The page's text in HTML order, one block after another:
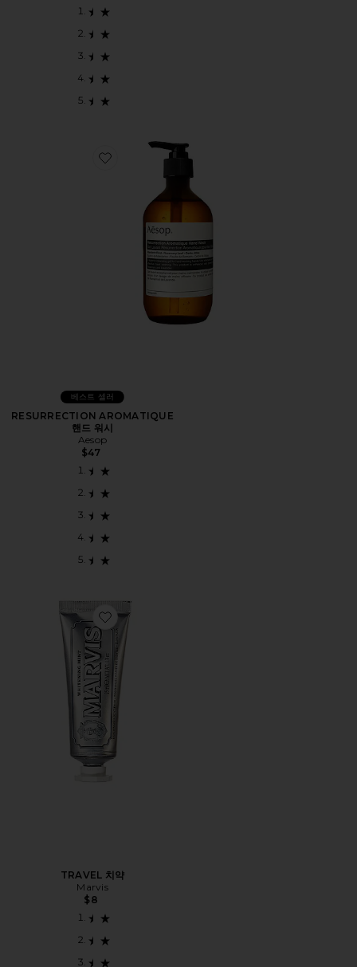
Favorite RESURRECTION AROMATIQUE 핸드 워시
베스트 셀러
RESURRECTION AROMATIQUE
핸드 워시
Aesop
$47
Favorite TRAVEL 치약
TRAVEL 치약
Marvis
$8